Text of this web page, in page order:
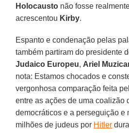
Holocausto não fosse
acrescentou Kirby.
Espanto e condenação pelas
também partiram do presidente
Judaico Europeu, Ariel
nota: Estamos chocados e
vergonhosa comparação feita
entre as ações de uma coalizão
democráticos e a perseguição e
milhões de judeus por Hitler